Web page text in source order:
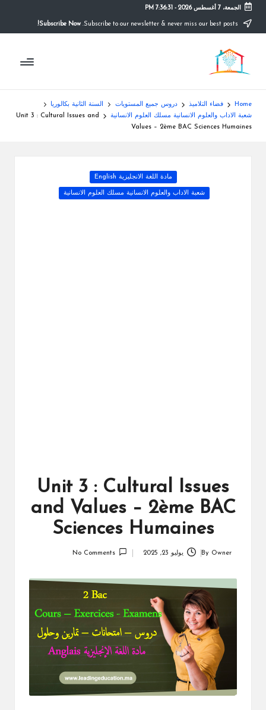
content
الجمعة، 7 أغسطس 2026 -
7:36:32 PM
Subscribe Now!
م
و
ق
ع
التعليم
الصريح
Home فضاء التلاميذ دروس جميع المستويات
السنة الثانية بكالوريا
شعبة الاداب والعلوم الانسانية مسلك العلوم الانسانية
Unit 3 : Cultural Issues and
Values – 2ème BAC Sciences Humaines
Posted
in
مادة اللغة الانجليزية English
شعبة الاداب والعلوم الانسانية مسلك العلوم الانسانية
Unit 3 : Cultural Issues
and Values – 2ème BAC
Sciences Humaines
By Owner يوليو 23, 2025 No Comments